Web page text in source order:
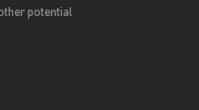
potential